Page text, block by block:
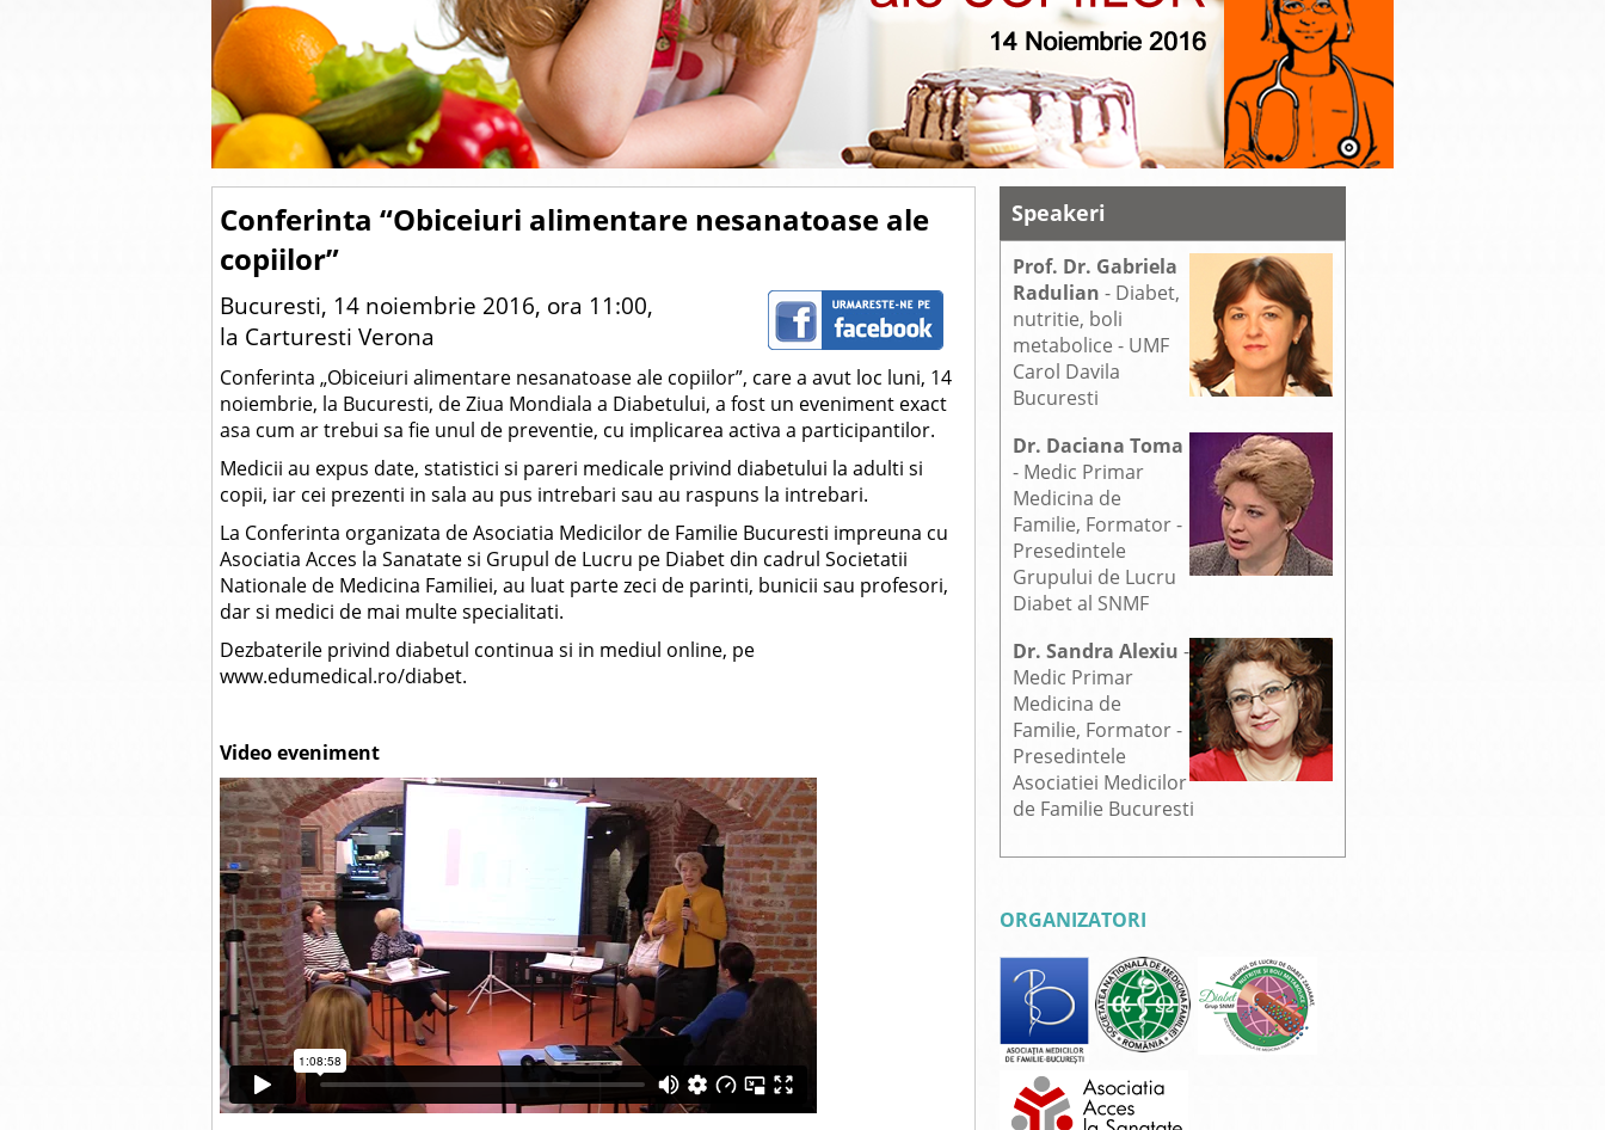
Conferinta “Obiceiuri alimentare nesanatoase ale
copiilor”
Bucuresti, 14 noiembrie 2016, ora 11:00,
la Carturesti Verona
Conferinta „Obiceiuri alimentare nesanatoase ale copiilor”, care a avut loc luni, 14
noiembrie, la Bucuresti, de Ziua Mondiala a Diabetului, a fost un eveniment exact
asa cum ar trebui sa fie unul de preventie, cu implicarea activa a participantilor.
Medicii au expus date, statistici si pareri medicale privind diabetului la adulti si
copii, iar cei prezenti in sala au pus intrebari sau au raspuns la intrebari.
La Conferinta organizata de Asociatia Medicilor de Familie Bucuresti impreuna cu
Asociatia Acces la Sanatate si Grupul de Lucru pe Diabet din cadrul Societatii
Nationale de Medicina Familiei, au luat parte zeci de parinti, bunicii sau profesori,
dar si medici de mai multe specialitati.
Dezbaterile privind diabetul continua si in mediul online, pe
www.edumedical.ro/diabet.
Video eveniment
Speakeri
Prof. Dr. Gabriela
Radulian - Diabet,
nutritie, boli
metabolice - UMF
Carol Davila
Bucuresti
Dr. Daciana Toma
- Medic Primar
Medicina de
Familie, Formator -
Presedintele
Grupului de Lucru
Diabet al SNMF
Dr. Sandra Alexiu -
Medic Primar
Medicina de
Familie, Formator -
Presedintele
Asociatiei Medicilor
de Familie Bucuresti
ORGANIZATORI